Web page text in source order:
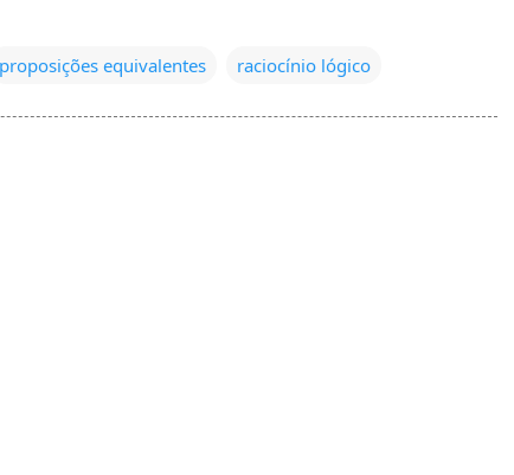
proposições equivalentes raciocínio lógico